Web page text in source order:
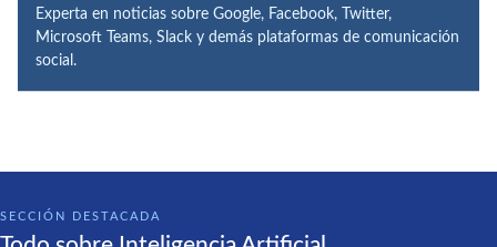
Experta en noticias sobre Google, Facebook, Twitter,
Microsoft Teams, Slack y demás plataformas de comunicación
social.
SECCIÓN DESTACADA